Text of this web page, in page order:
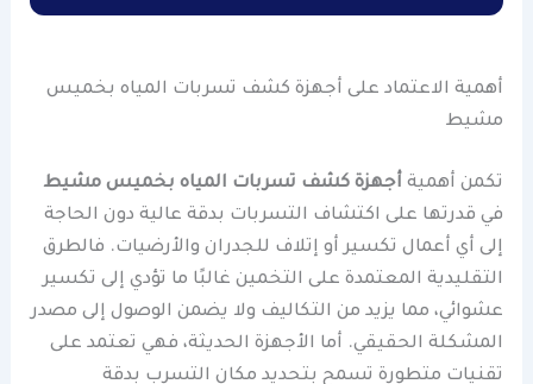
أهمية الاعتماد على أجهزة كشف تسربات المياه بخميس
مشيط
تكمن أهمية أجهزة كشف تسربات المياه بخميس مشيط
في قدرتها على اكتشاف التسربات بدقة عالية دون الحاجة
إلى أي أعمال تكسير أو إتلاف للجدران والأرضيات. فالطرق
التقليدية المعتمدة على التخمين غالبًا ما تؤدي إلى تكسير
عشوائي، مما يزيد من التكاليف ولا يضمن الوصول إلى مصدر
المشكلة الحقيقي. أما الأجهزة الحديثة، فهي تعتمد على
تقنيات متطورة تسمح بتحديد مكان التسرب بدقة